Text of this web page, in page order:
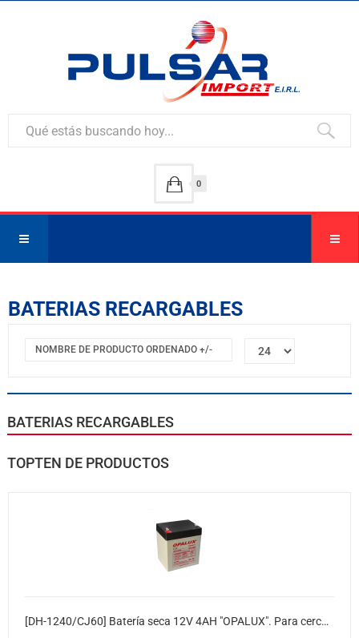
0
BATERIAS RECARGABLES
NOMBRE DE PRODUCTO ORDENADO +/-
BATERIAS RECARGABLES
TOPTEN DE PRODUCTOS
[DH-1240/CJ60] Batería seca 12V 4AH "OPALUX". Para cerco eléctrico. Medidas: Altura 9.9 x Largo 8.9 x Ancho 6.9 cm. Caja x20